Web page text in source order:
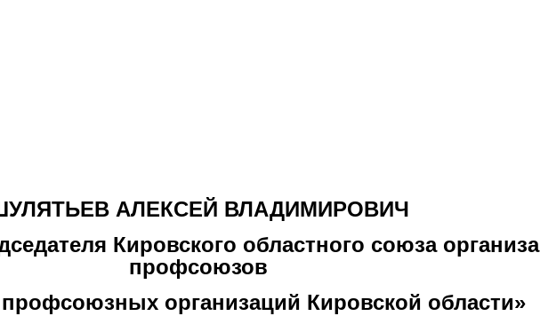
АЛЕКСЕЙ ВЛАДИМИРОВИЧ
Кировского областного союза
профсоюзов
организаций Кировской области»